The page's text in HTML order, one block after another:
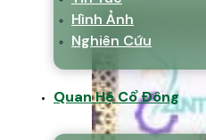
Hình Ảnh
Nghiên Cứu
Quan Hệ Cổ Đông